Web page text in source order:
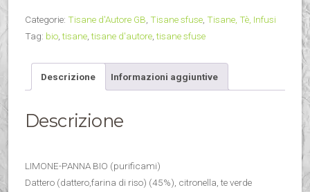
mix
rosso
–
quantità
Categorie: Tisane d'Autore GB Tisane sfuse Tisane, Tè, Infusi
Tag: bio ,tisane ,tisane d'autore ,tisane sfuse
Descrizione Informazioni aggiuntive
Descrizione
LIMONE-PANNA BIO (purificami)
Dattero (dattero,farina di riso) (45%), citronella, te verde